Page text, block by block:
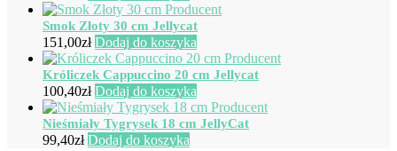
Smok Złoty 30 cm Jellycat
151,00zł Dodaj do koszyka
Króliczek Cappuccino 20 cm Jellycat
100,40zł Dodaj do koszyka
Nieśmiały Tygrysek 18 cm JellyCat
99,40zł Dodaj do koszyka